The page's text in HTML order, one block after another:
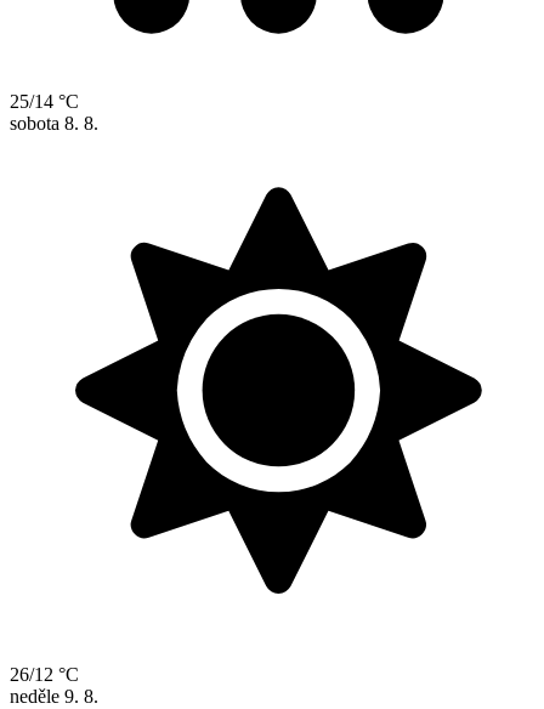
25/14 °C
sobota 8. 8.
26/12 °C
neděle 9. 8.